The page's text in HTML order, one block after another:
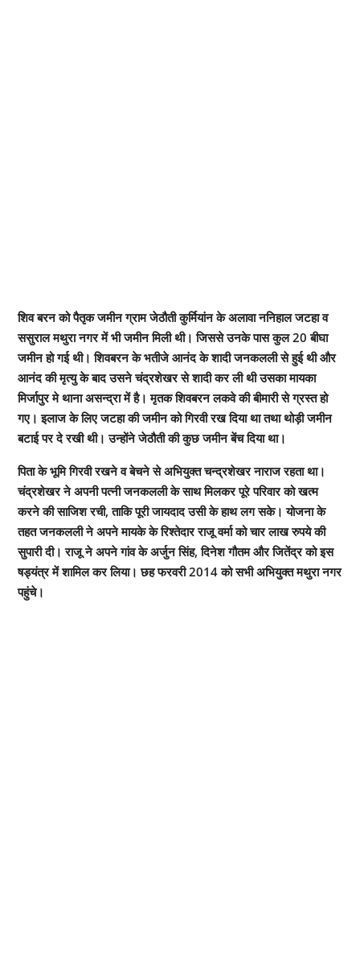
शिव बरन को पैतृक जमीन ग्राम जेठौती कुर्मियांन के अलावा ननिहाल जटहा व
ससुराल मथुरा नगर में भी जमीन मिली थी। जिससे उनके पास कुल 20 बीघा
जमीन हो गई थी। शिवबरन के भतीजे आनंद के शादी जनकलली से हुई थी और
आनंद की मृत्यु के बाद उसने चंद्रशेखर से शादी कर ली थी उसका मायका
मिर्जापुर मे थाना असन्द्रा में है। मृतक शिवबरन लकवे की बीमारी से ग्रस्त हो
गए। इलाज के लिए जटहा की जमीन को गिरवी रख दिया था तथा थोड़ी जमीन
बटाई पर दे रखी थी। उन्होंने जेठौती की कुछ जमीन बेंच दिया था।
पिता के भूमि गिरवी रखने व बेचने से अभियुक्त चन्द्रशेखर नाराज रहता था।
चंद्रशेखर ने अपनी पत्नी जनकलली के साथ मिलकर पूरे परिवार को खत्म
करने की साजिश रची, ताकि पूरी जायदाद उसी के हाथ लग सके। योजना के
तहत जनकलली ने अपने मायके के रिश्तेदार राजू वर्मा को चार लाख रुपये की
सुपारी दी। राजू ने अपने गांव के अर्जुन सिंह, दिनेश गौतम और जितेंद्र को इस
षड्यंत्र में शामिल कर लिया। छह फरवरी 2014 को सभी अभियुक्त मथुरा नगर
पहुंचे।